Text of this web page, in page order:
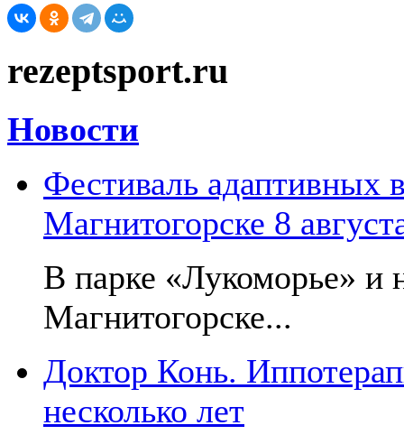
rezeptsport.ru
Новости
Фестиваль адаптивных
Магнитогорске 8
В парке «Лукоморье» и
Магнитогорске...
Доктор Конь.
несколько лет